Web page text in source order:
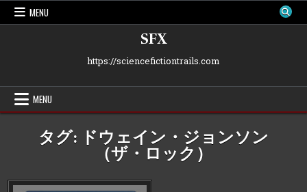
Skip
MENU
SFX
https://sciencefictiontrails.com
MENU
タグ: ドウェイン・ジョンソン
（ザ・ロック）